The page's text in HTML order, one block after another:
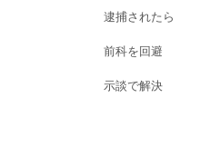
逮捕されたら
前科を回避
示談で解決